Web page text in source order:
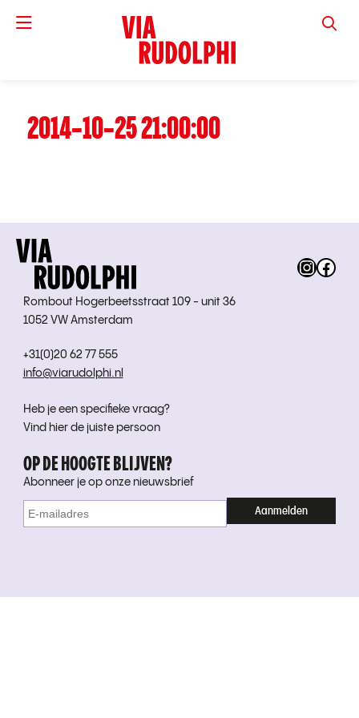
VIA
2014-10-25 21:00:00
Rombout Hogerbeetsstraat 109 - unit 36
1052 VW Amsterdam
+31(0)20 62 77 555
info@viarudolphi.nl
Heb je een specifieke vraag?
Vind hier de juiste persoon
OP DE HOOGTE BLIJVEN?
Abonneer je op onze nieuwsbrief